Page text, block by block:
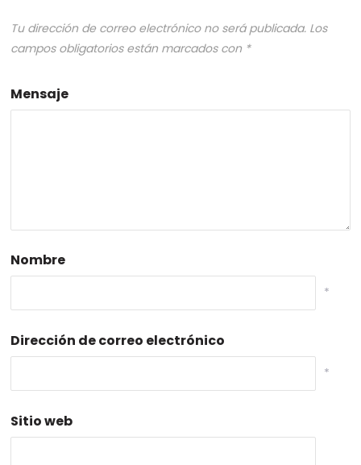
Tu dirección de correo electrónico no será publicada. Los
campos obligatorios están marcados con *
Mensaje
Nombre
*
Dirección de correo electrónico
*
Sitio web